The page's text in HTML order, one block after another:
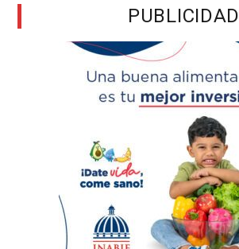
PUBLICIDAD